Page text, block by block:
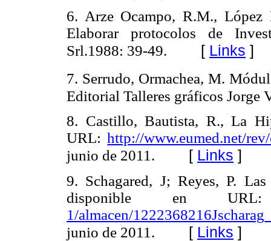
6. Arze Ocampo, R.M., López
Elaborar protocolos de
Srl.1988: 39-49. [ Links ]
7. Serrudo, Ormachea, M.
Editorial Talleres gráficos Jorge
8. Castillo, Bautista, R., La
URL:http://www.eumed.net/
junio de 2011. [ Links ]
9. Schagared, J; Reyes, P.
disponible en
1/almacen/
junio de 2011. [ Links ]